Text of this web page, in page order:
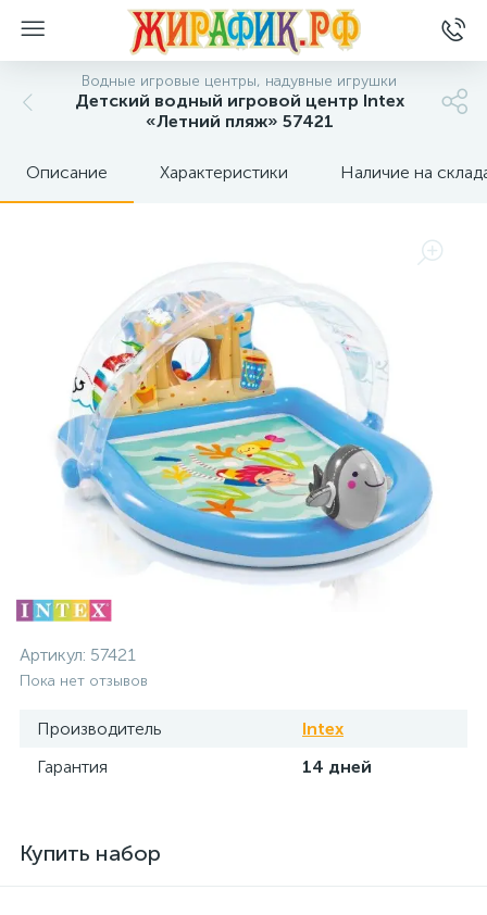
Водные игровые центры, надувные игрушки
Детский водный игровой центр Intex
«Летний пляж» 57421
Описание Характеристики Наличие на
Артикул: 57421
Пока нет отзывов
Производитель
Intex
Гарантия
14 дней
Купить набор